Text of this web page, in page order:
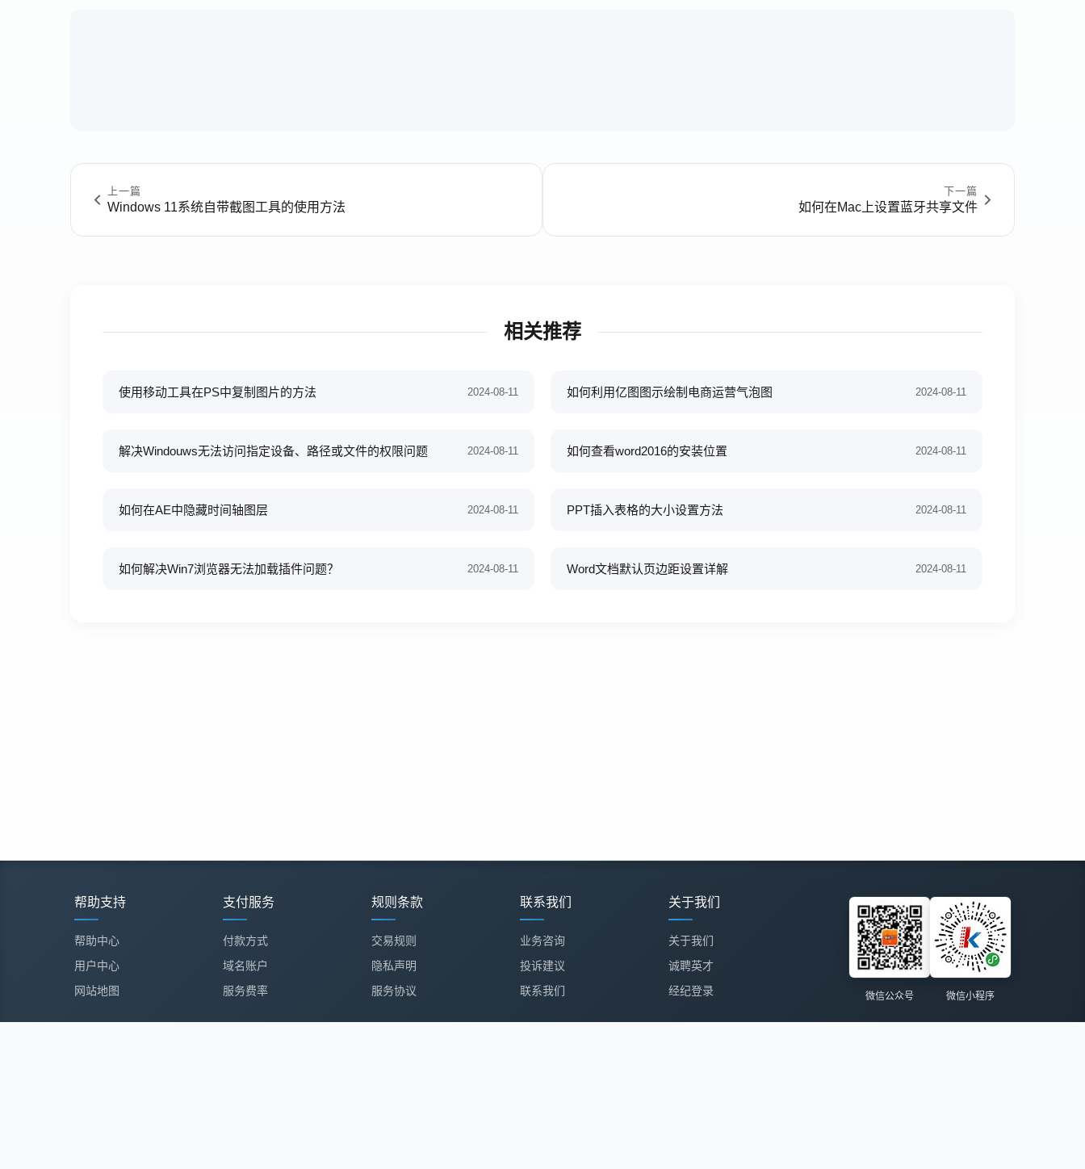
上一篇
Windows 11系统自带截图工具的使用方法
下一篇
如何在Mac上设置蓝牙共享文件
相关推荐
使用移动工具在PS中复制图片的方法 2024-08-11 如何利用亿图图示绘制电商运营气泡图 2024-08-11
解决Windouws无法访问指定设备、路径或文件的权限问题 2024-08-11 如何查看word2016的安装位置 2024-08-11
如何在AE中隐藏时间轴图层 2024-08-11 PPT插入表格的大小设置方法 2024-08-11
如何解决Win7浏览器无法加载插件问题？ 2024-08-11 Word文档默认页边距设置详解 2024-08-11
帮助支持
帮助中心
用户中心
网站地图
支付服务
付款方式
域名账户
服务费率
规则条款
交易规则
隐私声明
服务协议
联系我们
业务咨询
投诉建议
联系我们
关于我们
关于我们
诚聘英才
经纪登录
微信公众号 微信小程序